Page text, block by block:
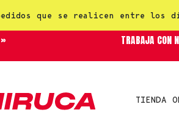
que se realicen entre los
TRABAJA CON
TIENDA